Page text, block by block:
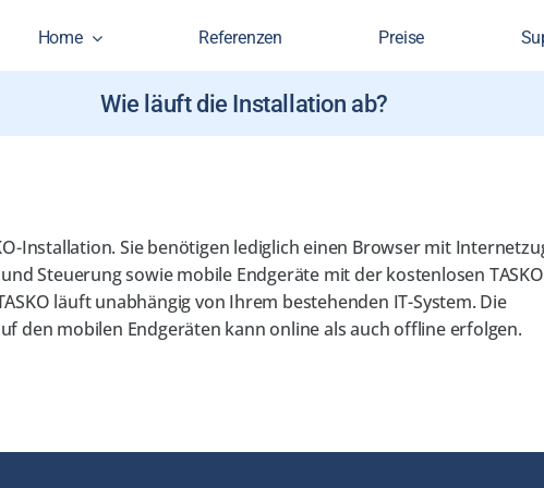
Home Referenzen Preise
Wie läuft die Installation ab?
Installation. Sie benötigen lediglich einen Browser mit
Steuerung sowie mobile Endgeräte mit der kostenlosen
läuft unabhängig von Ihrem bestehenden IT-System. Die
den mobilen Endgeräten kann online als auch offline erfolgen.